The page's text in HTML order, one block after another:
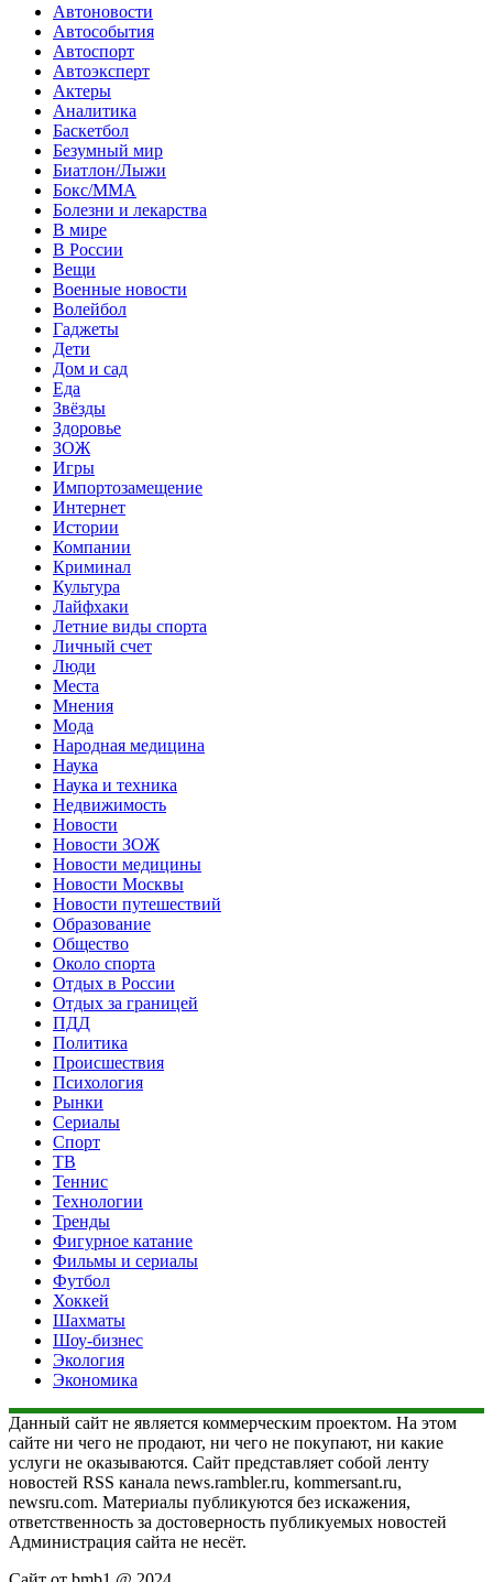
Автоновости
Автособытия
Автоспорт
Автоэксперт
Актеры
Аналитика
Баскетбол
Безумный мир
Биатлон/Лыжи
Бокс/MMA
Болезни и лекарства
В мире
В России
Вещи
Военные новости
Волейбол
Гаджеты
Дети
Дом и сад
Еда
Звёзды
Здоровье
ЗОЖ
Игры
Импортозамещение
Интернет
Истории
Компании
Криминал
Культура
Лайфхаки
Летние виды спорта
Личный счет
Люди
Места
Мнения
Мода
Народная медицина
Наука
Наука и техника
Недвижимость
Новости
Новости ЗОЖ
Новости медицины
Новости Москвы
Новости путешествий
Образование
Общество
Около спорта
Отдых в России
Отдых за границей
ПДД
Политика
Происшествия
Психология
Рынки
Сериалы
Спорт
ТВ
Теннис
Технологии
Тренды
Фигурное катание
Фильмы и сериалы
Футбол
Хоккей
Шахматы
Шоу-бизнес
Экология
Экономика
Данный сайт не является коммерческим проектом. На этом
сайте ни чего не продают, ни чего не покупают, ни какие
услуги не оказываются. Сайт представляет собой ленту
новостей RSS канала news.rambler.ru, kommersant.ru,
newsru.com. Материалы публикуются без искажения,
ответственность за достоверность публикуемых новостей
Администрация сайта не несёт.